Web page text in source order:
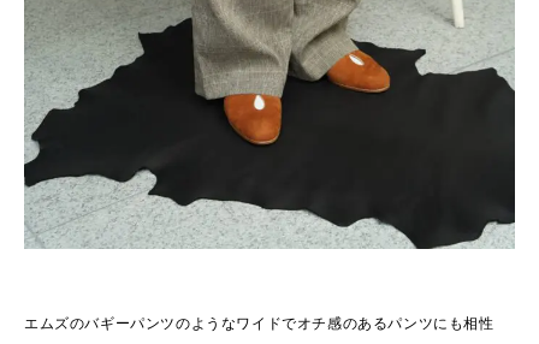
エムズのバギーパンツのようなワイドでオチ感のあるパンツにも相性